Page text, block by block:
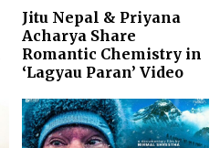
Jitu Nepal & Priyana
Acharya Share
Romantic Chemistry in
‘Lagyau Paran’ Video